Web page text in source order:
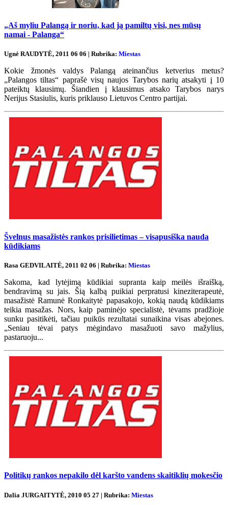
„Aš myliu Palangą ir noriu, kad ją pamiltų visi, nes mūsų
namai - Palanga“
Ugnė RAUDYTĖ, 2011 06 06 | Rubrika: Miestas
Kokie žmonės valdys Palangą ateinančius ketverius metus?
„Palangos tiltas“ paprašė visų naujos Tarybos narių atsakyti į 10
pateiktų klausimų. Šiandien į klausimus atsako Tarybos narys
Nerijus Stasiulis, kuris priklauso Lietuvos Centro partijai.
Švelnus masažistės rankos prisilietimas – visapusiška nauda
kūdikiams
Rasa GEDVILAITĖ, 2011 02 06 | Rubrika: Miestas
Sakoma, kad lytėjimą kūdikiai supranta kaip meilės išraišką,
bendravimą su jais. Šią kalbą puikiai perpratusi kineziterapeutė,
masažistė Ramunė Ronkaitytė papasakojo, kokią naudą kūdikiams
teikia masažas. Nors, kaip paminėjo specialistė, tėvams pradžioje
sunku pasitikėti, tačiau puikūs rezultatai sunaikina visas abejones.
„Seniau tėvai patys mėgindavo masažuoti savo mažylius,
pastaruoju...
Politikų rankos nepakilo dėl karšto vandens skaitiklių mokesčio
Dalia JURGAITYTĖ, 2010 05 27 | Rubrika: Miestas